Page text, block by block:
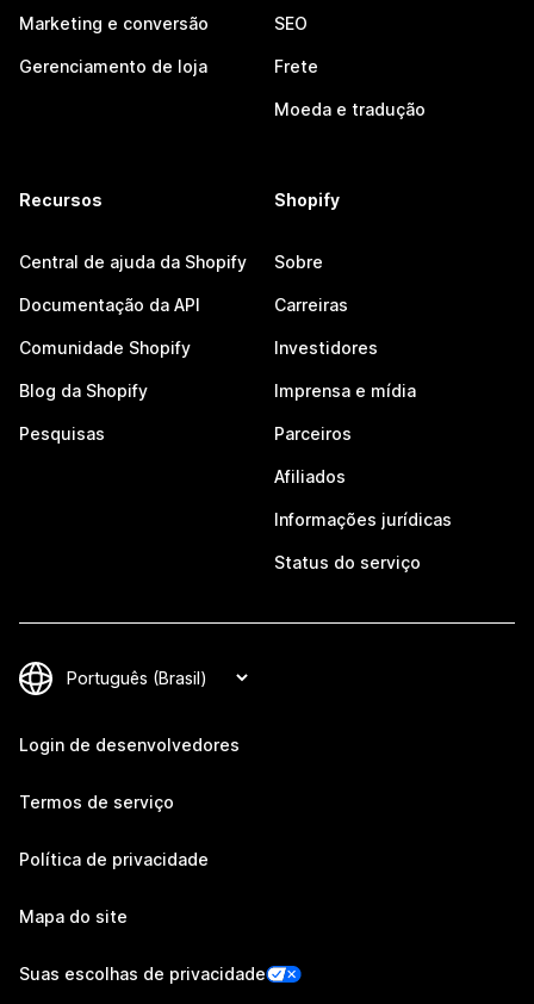
Marketing e conversão
Gerenciamento de loja
SEO
Frete
Moeda e tradução
Recursos
Central de ajuda da Shopify
Documentação da API
Comunidade Shopify
Blog da Shopify
Pesquisas
Shopify
Sobre
Carreiras
Investidores
Imprensa e mídia
Parceiros
Afiliados
Informações jurídicas
Status do serviço
Login de desenvolvedores
Termos de serviço
Política de privacidade
Mapa do site
Suas escolhas de privacidade